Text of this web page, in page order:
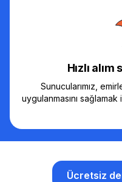
Hızlı
Sunucularımız,
uygulanmasını
Ücretsiz